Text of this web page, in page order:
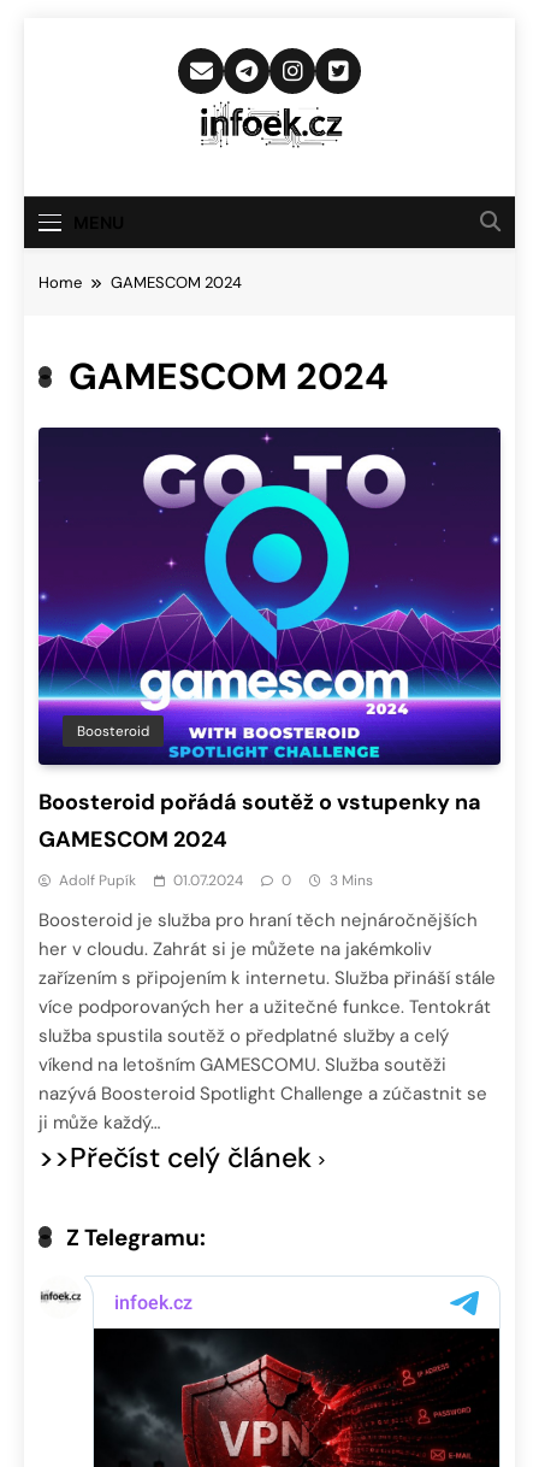
Infoek.cz
Novinkám
Home GAMESCOM 2024
GAMESCOM 2024
Boosteroid
Boosteroid pořádá soutěž o vstupenky na
GAMESCOM 2024
Adolf Pupík 01.07.2024 0 3 Mins
Boosteroid je služba pro hraní těch nejnáročnějších
her v cloudu. Zahrát si je můžete na jakémkoliv
zařízením s připojením k internetu. Služba přináší stále
více podporovaných her a užitečné funkce. Tentokrát
služba spustila soutěž o předplatné služby a celý
víkend na letošním GAMESCOMU. Služba soutěži
nazývá Boosteroid Spotlight Challenge a zúčastnit se
ji může každý…
>>Přečíst celý článek
Z Telegramu: